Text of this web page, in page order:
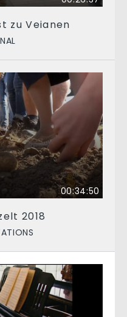
zu Veianen
00:34:50
2018